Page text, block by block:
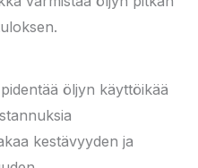
öljyn käyttöikää
kestävyyden ja